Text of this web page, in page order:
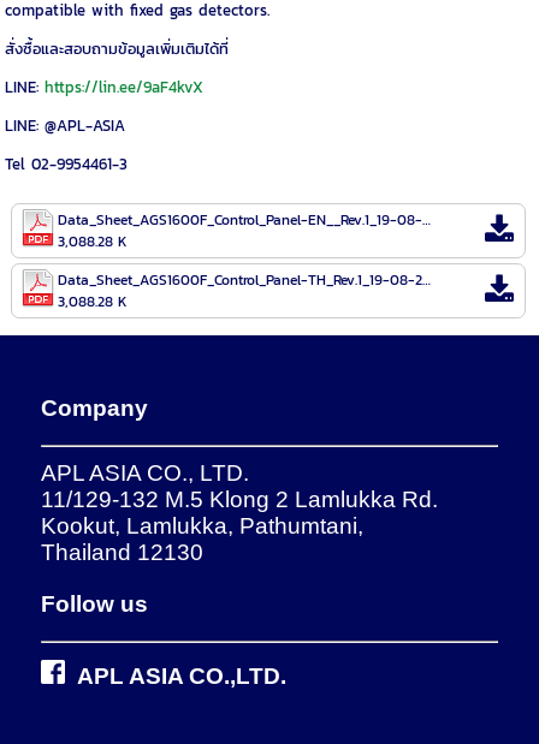
compatible with fixed gas detectors.
สั่งซื้อและสอบถามข้อมูลเพิ่มเติมได้ที่
LINE:https://lin.ee/9aF4kvX
LINE: @APL-ASIA
Tel 02-9954461-3
Data_Sheet_AGS1600F_Control_Panel-EN__Rev.1_19-08-21.pdf
3,088.28 K
Data_Sheet_AGS1600F_Control_Panel-TH_Rev.1_19-08-21.pdf
3,088.28 K
Company
APL ASIA CO., LTD.
11/129-132 M.5 Klong 2 Lamlukka Rd.
Kookut, Lamlukka, Pathumtani,
Thailand 12130
Follow us
APL ASIA CO.,LTD.